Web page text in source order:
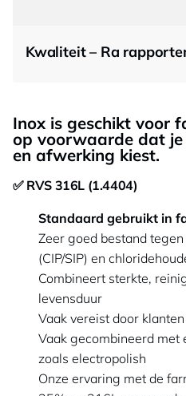
Kwaliteit – Ra
Inox is geschikt voor
op voorwaarde dat
en afwerking kiest.
✅ RVS 316L (1.4404)
Standaard gebruikt in
Zeer goed bestand
(CIP/SIP) en
Combineert sterkte,
levensduur
Vaak vereist door
Vaak gecombineerd met
zoals electropolish
Onze ervaring met de